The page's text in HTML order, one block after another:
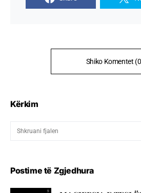
Shiko Komentet
Kërkim
Postime të Zgjedhura